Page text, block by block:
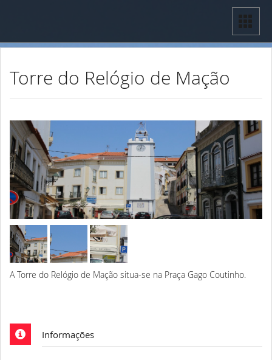
Torre do Relógio de Mação
A Torre do Relógio de Mação situa-se na Praça Gago Coutinho.
Informações